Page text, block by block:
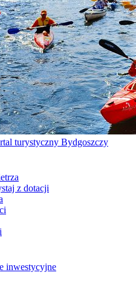
turystyczny Bydgoszczy
z dotacji
inwestycyjne